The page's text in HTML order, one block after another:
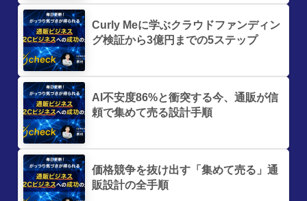
Curly Meに学ぶクラウドファンディン
グ検証から3億円までの5ステップ
AI不安度86%と衝突する今、通販が信
頼で集めて売る設計手順
価格競争を抜け出す「集めて売る」通
販設計の全手順